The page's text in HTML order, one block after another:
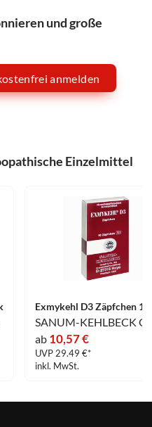
und große
anmelden
Einzelmittel
ab 10,57 €
UVP 29.49 €*
inkl. MwSt.